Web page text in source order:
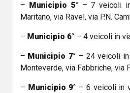
– Municipio 5° – 7 veicoli in
Maritano, via Ravel, via P.N.
– Municipio 6° – 4 veicoli in
– Municipio 7° – 24 veicoli in
Monteverde, via Fabbriche, via
– Municipio 9° – 6 veicoli in